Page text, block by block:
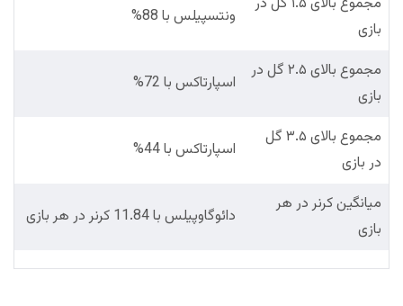
بازی
ونتسپیلس با 88%
مجموع بالای ۲.۵ گل در
بازی
اسپارتاکس با 72%
مجموع بالای ۳.۵ گل
در بازی
اسپارتاکس با 44%
میانگین کرنر در هر
بازی
دائوگاوپیلس با 11.84 کرنر در هر بازی